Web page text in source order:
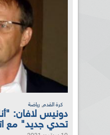
كرة القدم, رياضة
دونيس لافان:
تحدي جديد" مع